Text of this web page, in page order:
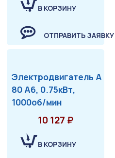
В КОРЗИНУ
ОТПРАВИТЬ ЗАЯВКУ
Электродвигатель А
80 А6, 0.75кВт,
1000об/мин
10 127 ₽
В КОРЗИНУ